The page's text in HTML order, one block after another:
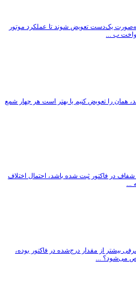
یک‌دست تعویض شوند تا عملکرد موتور
ب ...
همان را تعویض کنیم یا بهتر است هر چهار شمع
شفاف در فاکتور ثبت شده باشد، احتمال اختلاف
...
بیشتر از مقدار درج‌شده در فاکتور بوده،
می‌شود؟ ...